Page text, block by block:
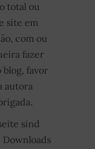
total ou
site em
com ou
fazer
favor
autora
sind